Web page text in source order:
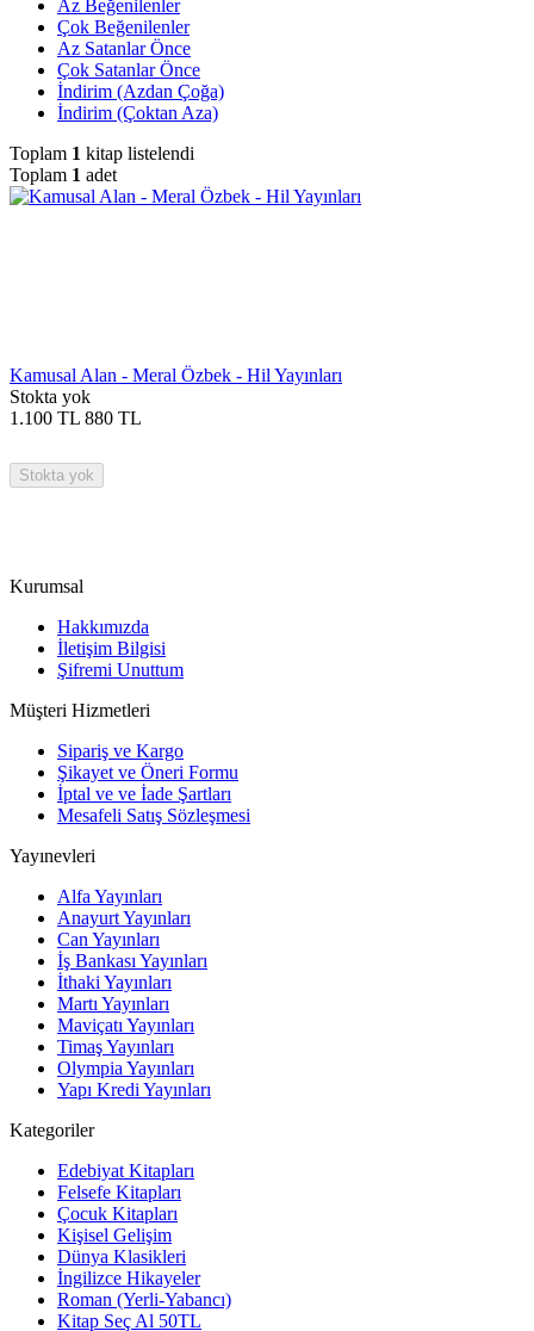
Az Beğenilenler
Çok Beğenilenler
Az Satanlar Önce
Çok Satanlar Önce
İndirim (Azdan Çoğa)
İndirim (Çoktan Aza)
Toplam 1 kitap listelendi
Toplam 1 adet
Kamusal Alan - Meral Özbek - Hil Yayınları
Stokta yok
1.100 TL 880 TL
Stokta yok
Kurumsal
Hakkımızda
İletişim Bilgisi
Şifremi Unuttum
Müşteri Hizmetleri
Sipariş ve Kargo
Şikayet ve Öneri Formu
İptal ve ve İade Şartları
Mesafeli Satış Sözleşmesi
Yayınevleri
Alfa Yayınları
Anayurt Yayınları
Can Yayınları
İş Bankası Yayınları
İthaki Yayınları
Martı Yayınları
Maviçatı Yayınları
Timaş Yayınları
Olympia Yayınları
Yapı Kredi Yayınları
Kategoriler
Edebiyat Kitapları
Felsefe Kitapları
Çocuk Kitapları
Kişisel Gelişim
Dünya Klasikleri
İngilizce Hikayeler
Roman (Yerli-Yabancı)
Kitap Seç Al 50TL